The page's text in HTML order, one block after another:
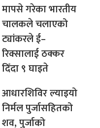
मापसे गरेका भारतीय
चालकले चलाएको
ट्यांकरले ई–
रिक्सालाई ठक्कर
दिँदा ९ घाइते
आधारशिविर ल्याइयो
निर्मल पुर्जासहितको
शव, पुर्जाको